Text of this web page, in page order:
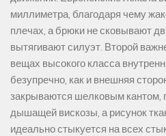
миллиметра, благодаря чему
плечах, а брюки не сковывают
вытягивают силуэт. Второй
вещах высокого класса
безупречно, как и внешняя
закрываются шелковым кантом,
дышащей вискозы, а рисунок
идеально стыкуется на всех